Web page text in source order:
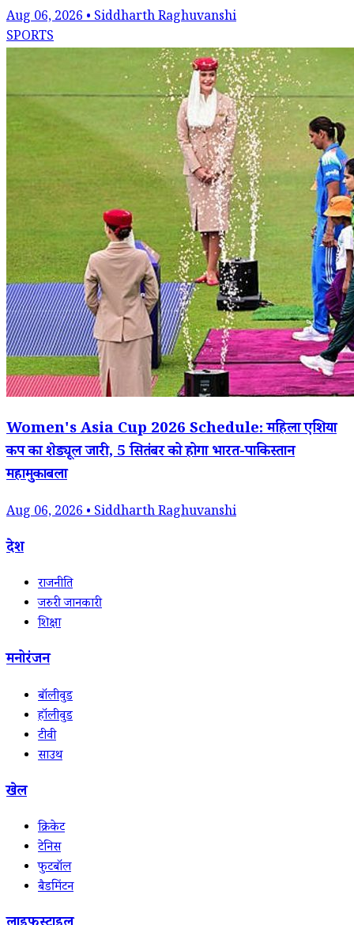
Aug 06, 2026 • Siddharth Raghuvanshi
SPORTS
Women's Asia Cup 2026 Schedule: महिला एशिया
कप का शेड्यूल जारी, 5 सितंबर को होगा भारत-पाकिस्तान
महामुकाबला
Aug 06, 2026 • Siddharth Raghuvanshi
देश
राजनीति
जरुरी जानकारी
शिक्षा
मनोरंजन
बॉलीवुड
हॉलीवुड
टीवी
साउथ
खेल
क्रिकेट
टेनिस
फुटबॉल
बैडमिंटन